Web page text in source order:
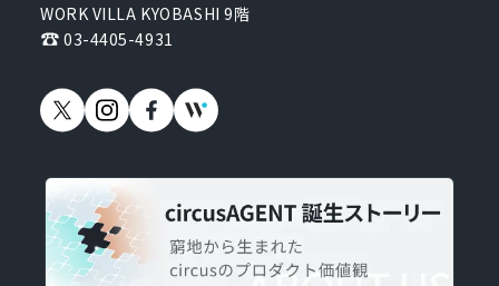
WORK VILLA KYOBASHI 9階
03-4405-4931